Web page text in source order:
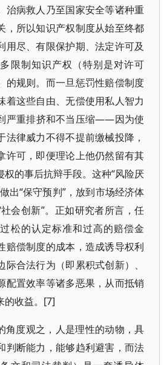
治病救人乃至国家安全等诸种重
，所以知识产权制度从始至终都
用尽、有限保护期、法定许可及
限制知识产权（特别是对许可
的规则。而一旦惩罚性赔偿制度
着这些自由、无偿使用私人智力
严重排挤和不当压缩——因为使
法律威力不得不提前缴械投降，
许可，即便理论上他仍然留有其
的事后抗辩手段。这种“风险厌
出“保守预判”，放到市场经济体
会创新”。正如研究者所言，任
松的认定标准和过高的赔偿金
赔偿制度的成本，造成诱导权利
际合法行为（即累积式创新）、
配置效率等诸多恶果，从而抵销
的收益。[7]
角度观之，人是理性的动物，具
判断能力，能够趋利避害，而法